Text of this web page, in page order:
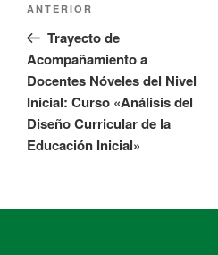
ANTERIOR
Trayecto de
Acompañamiento a
Docentes Nóveles del Nivel
Inicial: Curso «Análisis del
Diseño Curricular de la
Educación Inicial»